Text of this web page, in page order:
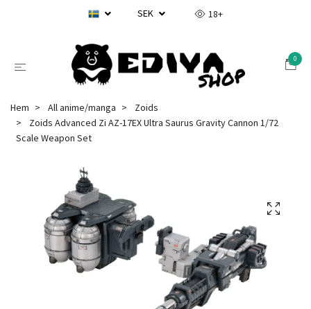
SEK 18+
0
Hem All anime/manga
Zoids
Zoids Advanced Zi AZ-17EX Ultra Saurus Gravity Cannon 1/72
Scale Weapon Set